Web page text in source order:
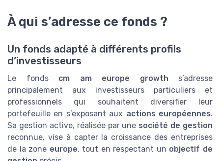
À qui s’adresse ce fonds ?
Un fonds adapté à différents profils
d’investisseurs
Le fonds cm am europe growth s’adresse
principalement aux investisseurs particuliers et
professionnels qui souhaitent diversifier leur
portefeuille en s’exposant aux actions européennes.
Sa gestion active, réalisée par une société de gestion
reconnue, vise à capter la croissance des entreprises
de la zone europe, tout en respectant un objectif de